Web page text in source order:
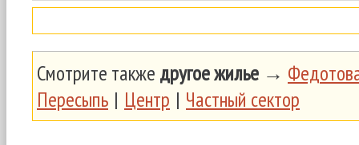
Смотрите также другое жилье →
Пересыпь | Центр | Частный сектор